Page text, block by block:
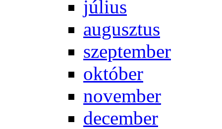
jú­li­us
au­gusz­tus
szep­tem­ber
ok­tó­ber
no­vem­ber
de­cem­ber